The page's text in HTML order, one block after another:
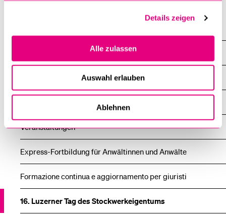
Details zeigen
Alle zulassen
Auswahl erlauben
Ablehnen
Veranstaltungen
Express-Fortbildung für Anwältinnen und Anwälte
Formazione continua e aggiornamento per giuristi
16. Luzerner Tag des Stockwerkeigentums